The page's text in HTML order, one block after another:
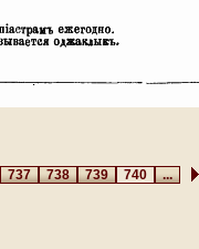
737738739 740 ...